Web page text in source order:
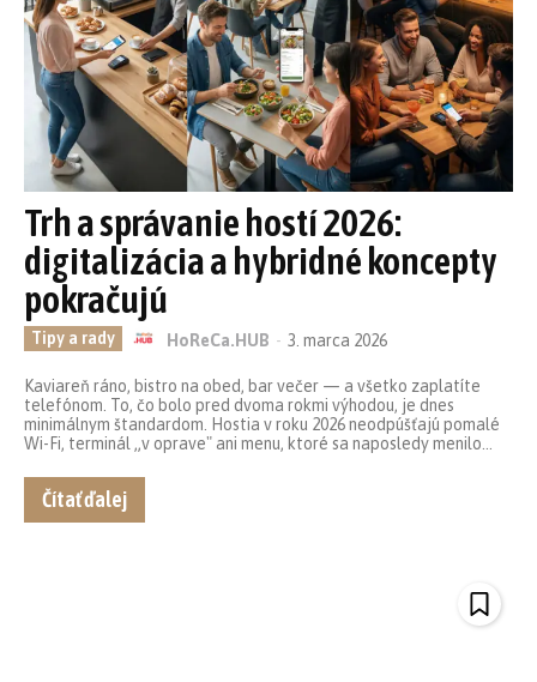
Trh a správanie hostí 2026:
digitalizácia a hybridné koncepty
pokračujú
Tipy a rady HoReCa.HUB - 3. marca 2026
Kaviareň ráno, bistro na obed, bar večer — a všetko zaplatíte
telefónom. To, čo bolo pred dvoma rokmi výhodou, je dnes
minimálnym štandardom. Hostia v roku 2026 neodpúšťajú pomalé
Wi-Fi, terminál „v oprave" ani menu, ktoré sa naposledy menilo...
Čítať ďalej